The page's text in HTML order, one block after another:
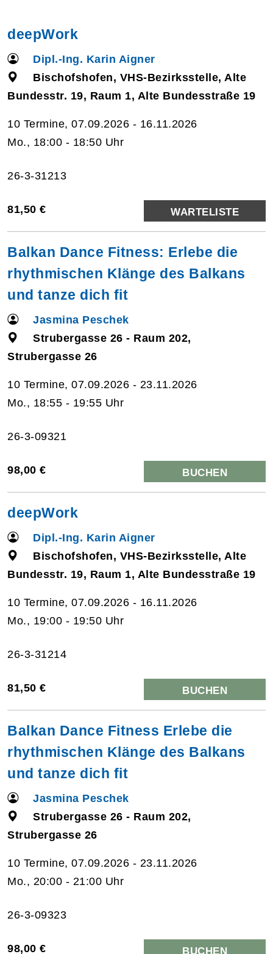
deepWork
Dipl.-Ing. Karin Aigner
Bischofshofen, VHS-Bezirksstelle, Alte
Bundesstr. 19, Raum 1, Alte Bundesstraße 19
10 Termine, 07.09.2026 - 16.11.2026
Mo., 18:00 - 18:50 Uhr
26-3-31213
81,50 € WARTELISTE
Balkan Dance Fitness: Erlebe die
rhythmischen Klänge des Balkans
und tanze dich fit
Jasmina Peschek
Strubergasse 26 - Raum 202,
Strubergasse 26
10 Termine, 07.09.2026 - 23.11.2026
Mo., 18:55 - 19:55 Uhr
26-3-09321
98,00 € BUCHEN
deepWork
Dipl.-Ing. Karin Aigner
Bischofshofen, VHS-Bezirksstelle, Alte
Bundesstr. 19, Raum 1, Alte Bundesstraße 19
10 Termine, 07.09.2026 - 16.11.2026
Mo., 19:00 - 19:50 Uhr
26-3-31214
81,50 € BUCHEN
Balkan Dance Fitness Erlebe die
rhythmischen Klänge des Balkans
und tanze dich fit
Jasmina Peschek
Strubergasse 26 - Raum 202,
Strubergasse 26
10 Termine, 07.09.2026 - 23.11.2026
Mo., 20:00 - 21:00 Uhr
26-3-09323
98,00 € BUCHEN